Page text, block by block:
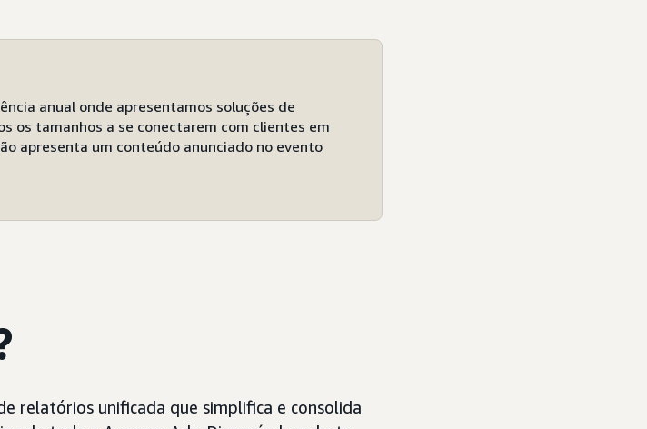
anual onde apresentamos soluções de
os tamanhos a se conectarem com clientes em
apresenta um conteúdo anunciado no evento
relatórios unificada que simplifica e consolida